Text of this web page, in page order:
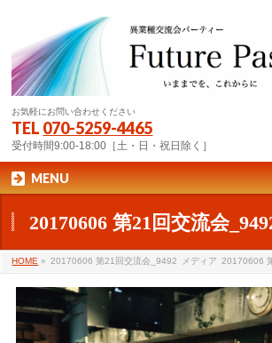
お気軽にお問い合わせください
TEL 070-5259-4465
受付時間9:00-18:00［土・日・祝日除く］
MENU
20170606 第21回交流会
HOME » 20170606 第21回交流会_9492 メディア 20170606